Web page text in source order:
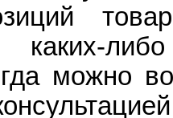
каких-
можно